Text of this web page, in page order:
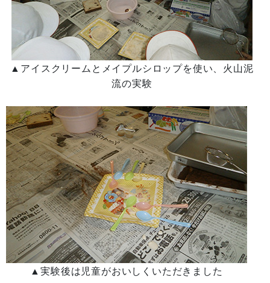
▲アイスクリームとメイプルシロップを使い、火山泥
流の実験
▲実験後は児童がおいしくいただきました